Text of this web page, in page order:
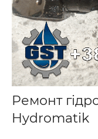
Ремонт
Hydromatik